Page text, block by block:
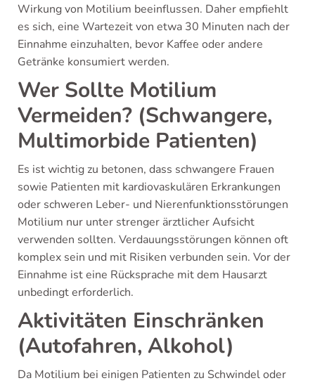
Wirkung von Motilium beeinflussen. Daher empfiehlt
es sich, eine Wartezeit von etwa 30 Minuten nach der
Einnahme einzuhalten, bevor Kaffee oder andere
Getränke konsumiert werden.
Wer Sollte Motilium
Vermeiden? (Schwangere,
Multimorbide Patienten)
Es ist wichtig zu betonen, dass schwangere Frauen
sowie Patienten mit kardiovaskulären Erkrankungen
oder schweren Leber- und Nierenfunktionsstörungen
Motilium nur unter strenger ärztlicher Aufsicht
verwenden sollten. Verdauungsstörungen können oft
komplex sein und mit Risiken verbunden sein. Vor der
Einnahme ist eine Rücksprache mit dem Hausarzt
unbedingt erforderlich.
Aktivitäten Einschränken
(Autofahren, Alkohol)
Da Motilium bei einigen Patienten zu Schwindel oder